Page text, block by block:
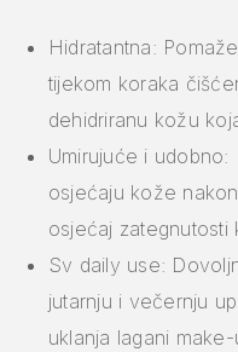
Hidratantna:
tijekom koraka
dehidriranu kožu
Umirujuće i udobno:
osjećaju kože
osjećaj zategnutosti
Sv daily use:
jutarnju i večernju
uklanja lagani